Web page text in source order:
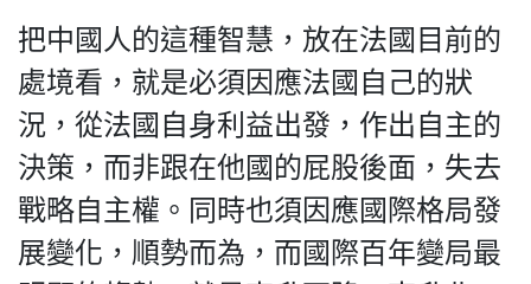
把中國人的這種智慧，放在法國目前的
處境看，就是必須因應法國自己的狀
況，從法國自身利益出發，作出自主的
決策，而非跟在他國的屁股後面，失去
戰略自主權。同時也須因應國際格局發
展變化，順勢而為，而國際百年變局最